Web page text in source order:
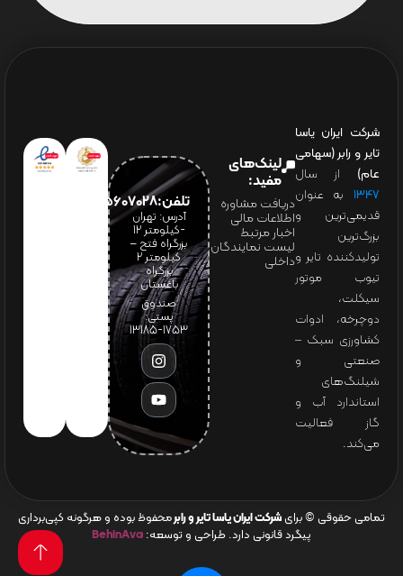
شرکت ایران یاسا
تایر و رابر (سهامی
عام) از سال
۱۳۴۷ به عنوان
قدیمی‌ترین و
بزرگ‌ترین
تولیدکننده تایر و
تیوب موتور
سیکلت،
دوچرخه، ادوات
کشاورزی سبک –
صنعتی و
شیلنگ‌های
استاندارد آب و
گاز فعالیت
می‌کند.
لینک‌های
مفید:
دریافت مشاوره
اطلاعات مالی
اخبار مرتبط
لیست نمایندگان
داخلی
تلفن:65607028(021)
آدرس: تهران
-کیلومتر 12
بزرگراه فتح –
کیلومتر ۲
بزرگراه
باغستان
صندوق
پستی:
1753-13185
تمامی حقوقی © برای شرکت ایران یاسا تایر و رابرمحفوظ بوده و هرگونه کپی‌برداری
پیگرد قانونی دارد. طراحی و توسعه: BehinAva